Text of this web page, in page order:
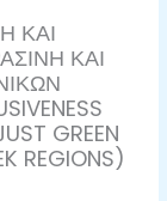
ΚΑΙ
ΚΑΙ
GREEN
REGIONS)